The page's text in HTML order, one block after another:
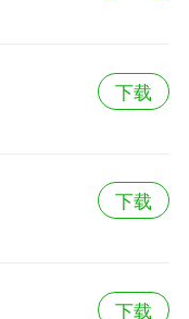
下载
下载
下载